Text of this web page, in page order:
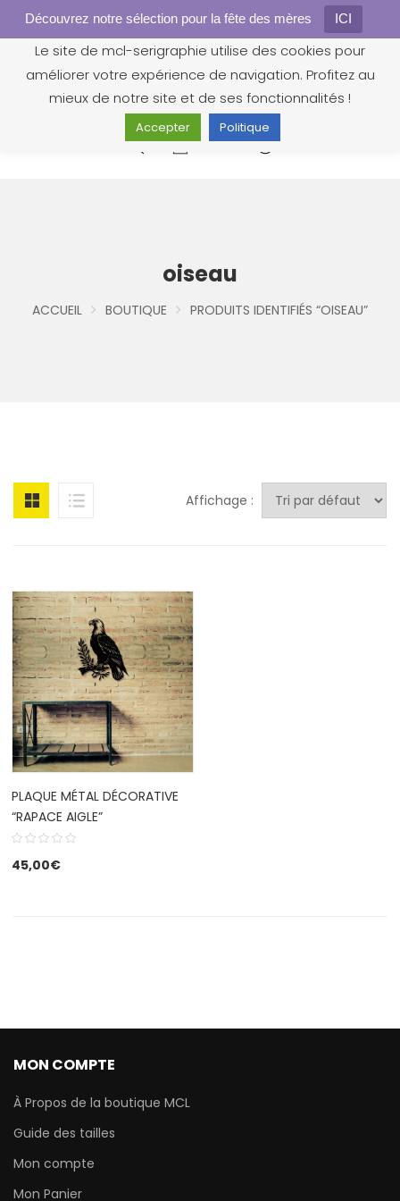
Découvrez notre sélection pour la fête des mères ICI
0
oiseau
ACCUEIL BOUTIQUE PRODUITS IDENTIFIÉS “OISEAU”
Affichage :
PLAQUE MÉTAL DÉCORATIVE
“RAPACE AIGLE”
45,00€
Gestion des cookies
Le site de mcl-serigraphie utilise des cookies pour
améliorer votre expérience de navigation. Profitez au
mieux de notre site et de ses fonctionnalités !
Accepter Politique
MON COMPTE
À Propos de la boutique MCL
Guide des tailles
Mon compte
Mon Panier